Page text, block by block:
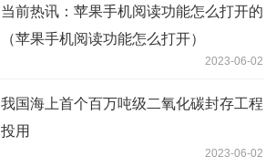
当前热讯：苹果手机阅读功能怎么打开的
（苹果手机阅读功能怎么打开）
2023-06-02
我国海上首个百万吨级二氧化碳封存工程
投用
2023-06-02